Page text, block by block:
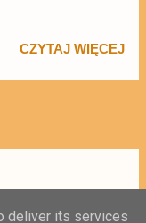
jest
dużej części
CZYTAJ WIĘCEJ
deliver its services